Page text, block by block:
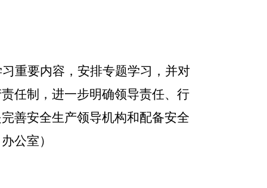
重要内容，安排专题学习，并对
任制，进一步明确领导责任、行
完善安全生产领导机构和配备安全
公室）